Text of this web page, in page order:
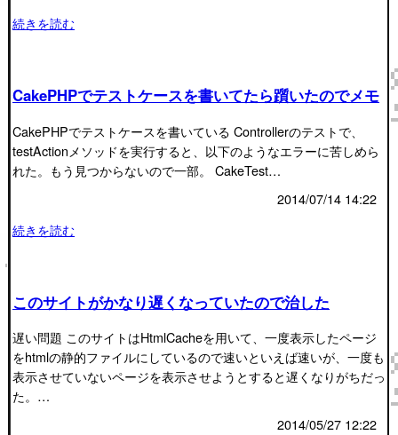
続きを読む
CakePHPでテストケースを書いてたら躓いたのでメモ
CakePHPでテストケースを書いている Controllerのテストで、
testActionメソッドを実行すると、以下のようなエラーに苦しめら
れた。もう見つからないので一部。 CakeTest…
2014/07/14 14:22
続きを読む
このサイトがかなり遅くなっていたので治した
遅い問題 このサイトはHtmlCacheを用いて、一度表示したページ
をhtmlの静的ファイルにしているので速いといえば速いが、一度も
表示させていないページを表示させようとすると遅くなりがちだっ
た。…
2014/05/27 12:22